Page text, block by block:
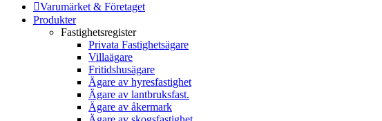
Varumärket & Företaget
Produkter
Fastighetsregister
Privata Fastighetsägare
Villaägare
Fritidshusägare
Ägare av hyresfastighet
Ägare av lantbruksfast.
Ägare av åkermark